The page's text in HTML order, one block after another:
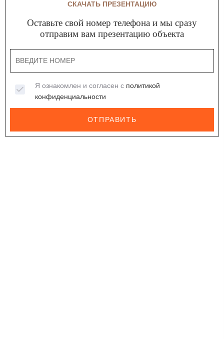
СКАЧАТЬ ПРЕЗЕНТАЦИЮ
Оставьте свой номер телефона и мы сразу
отправим вам презентацию объекта
Я ознакомлен и согласен с политикой
конфиденциальности
ОТПРАВИТЬ